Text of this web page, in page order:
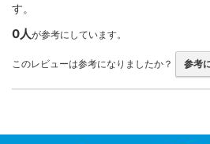
す。
0人が参考にしています。
このレビューは参考になりましたか？ 参考